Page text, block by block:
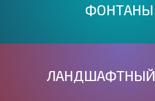
ФОНТАНЫ
ЛАНДШАФТНЫЙ